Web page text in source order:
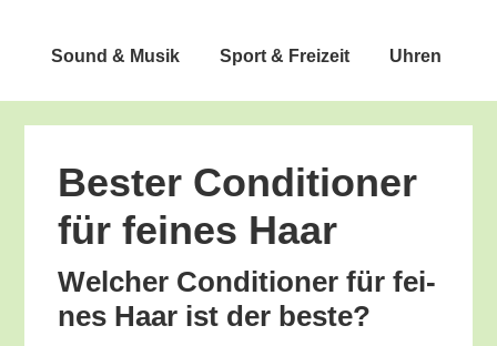
Sound & Musik Sport & Freizeit Uhren
Bes­ter Con­di­tio­ner
für fei­nes Haar
Wel­cher Con­di­tio­ner für fei­
nes Haar ist der beste?